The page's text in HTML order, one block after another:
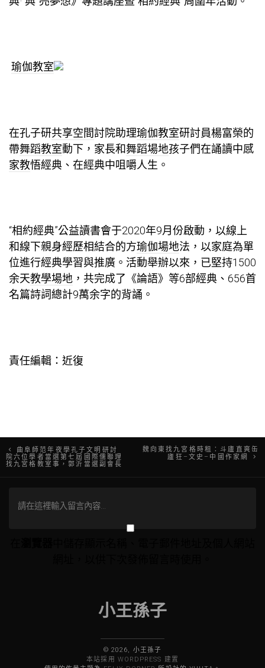
瑜伽教室
在孔子研共享空間討院助理瑜伽教室研討員楊富榮的
帶舞蹈教室動下，家長和舞蹈場地孩子們在誦讀中感
家教悟經典、在經典中咀嚼人生。
“相約經典”公益讀書會于2020年9月份啟動，以線上
和線下親身經歷相結合的方瑜伽場地法，以家庭為單
位進行經典學習與推廣。活動舉辦以來，已堅持1500
余天教學場地 ，共完成了《論語》等6部經典、656首
名篇詩詞總計9萬余字的背誦。
責任編輯：近復
文
章
導
曲阜師范年夜學孔子文明研討
院六位學者當選第七屆國際儒聯理
找九宮格教室事，郭沂當選副會長
魏向東找九宮格時租：斗廬直爽缶
廬狂–文史–中國作家網
小王孫子
© 2026, 小王孫子
本站採用 WORDPRESS 建置